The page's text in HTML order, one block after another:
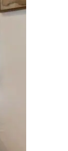
o dedo na